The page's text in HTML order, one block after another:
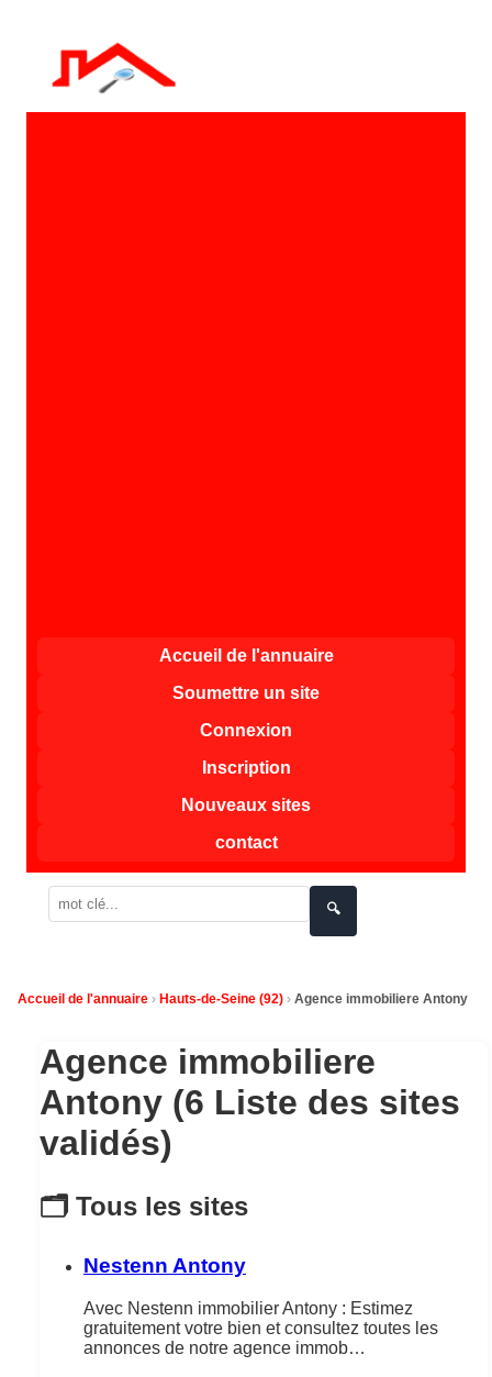
Accueil de l'annuaire
Soumettre un site
Connexion
Inscription
Nouveaux sites
contact
🔍
Accueil de l'annuaire Hauts-de-Seine (92) Agence immobiliere Antony
Agence immobiliere
Antony (6 Liste des sites
validés)
🗂️ Tous les sites
Nestenn Antony
Avec Nestenn immobilier Antony : Estimez
gratuitement votre bien et consultez toutes les
annonces de notre agence immob…